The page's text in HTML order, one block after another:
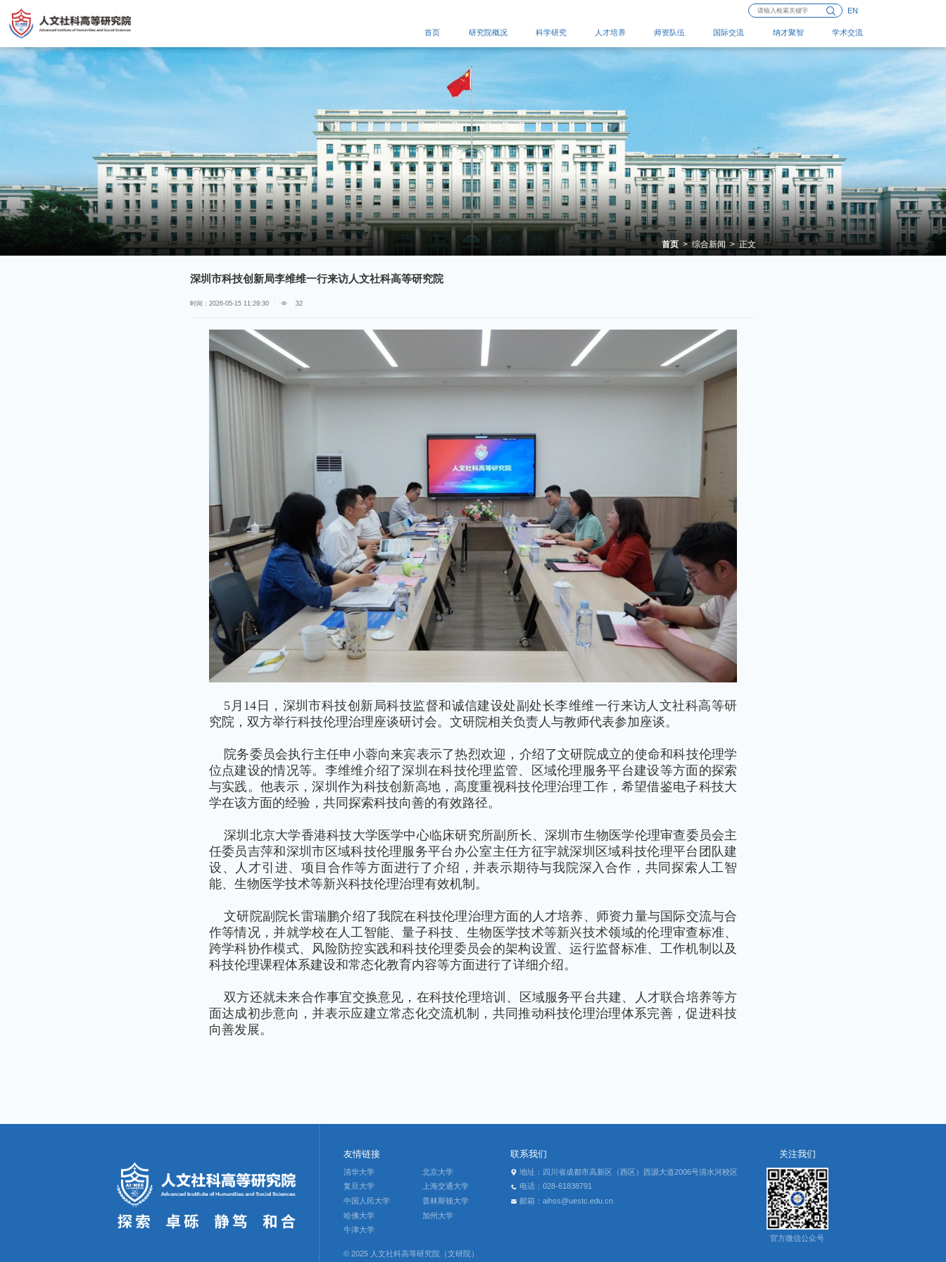
EN
首页 研究院概况 科学研究 人才培养 师资队伍 国际交流 纳才聚智 学术交流
首页 > 综合新闻 > 正文
深圳市科技创新局李维维一行来访人文社科高等研究院
时间：2026-05-15 11:29:30 32
5月14日，深圳市科技创新局科技监督和诚信建设处副处长李维维一行来访人文社科高等研
究院，双方举行科技伦理治理座谈研讨会。文研院相关负责人与教师代表参加座谈。
院务委员会执行主任申小蓉向来宾表示了热烈欢迎，介绍了文研院成立的使命和科技伦理学
位点建设的情况等。李维维介绍了深圳在科技伦理监管、区域伦理服务平台建设等方面的探索
与实践。他表示，深圳作为科技创新高地，高度重视科技伦理治理工作，希望借鉴电子科技大
学在该方面的经验，共同探索科技向善的有效路径。
深圳北京大学香港科技大学医学中心临床研究所副所长、深圳市生物医学伦理审查委员会主
任委员吉萍和深圳市区域科技伦理服务平台办公室主任方征宇就深圳区域科技伦理平台团队建
设、人才引进、项目合作等方面进行了介绍，并表示期待与我院深入合作，共同探索人工智
能、生物医学技术等新兴科技伦理治理有效机制。
文研院副院长雷瑞鹏介绍了我院在科技伦理治理方面的人才培养、师资力量与国际交流与合
作等情况，并就学校在人工智能、量子科技、生物医学技术等新兴技术领域的伦理审查标准、
跨学科协作模式、风险防控实践和科技伦理委员会的架构设置、运行监督标准、工作机制以及
科技伦理课程体系建设和常态化教育内容等方面进行了详细介绍。
双方还就未来合作事宜交换意见，在科技伦理培训、区域服务平台共建、人才联合培养等方
面达成初步意向，并表示应建立常态化交流机制，共同推动科技伦理治理体系完善，促进科技
向善发展。
友情链接
清华大学
北京大学
复旦大学
上海交通大学
中国人民大学
普林斯顿大学
哈佛大学
加州大学
牛津大学
联系我们
地址：四川省成都市高新区（西区）西源大道2006号清水河校区
电话：028-61838791
邮箱：aihss@uestc.edu.cn
© 2025 人文社科高等研究院（文研院）
关注我们
官方微信公众号